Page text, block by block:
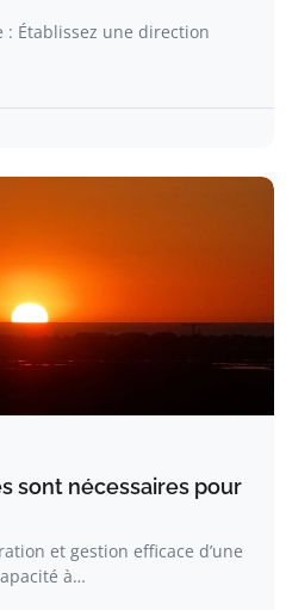
: Établissez une direction
sont nécessaires pour
et gestion efficace d’une
à…